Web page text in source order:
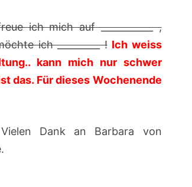
ich mich auf ___________ ,
ich _________ ! Ich weiss
kann mich nur schwer
das. Für dieses Wochenende
Dank an Barbara von